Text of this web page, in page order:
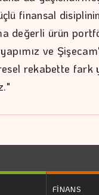
finansal
değerli ürün
ve
rekabette fark
FİNANS